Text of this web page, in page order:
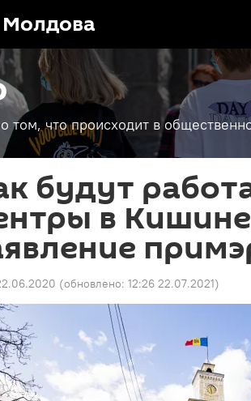
Молдова
о том, что происходит в
будут
в
(обновлено: 12:26 22.07.2021)